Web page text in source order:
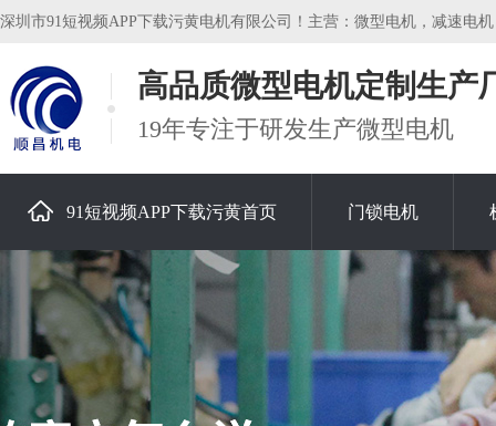
深圳市91短视频APP下载污黄电机有限公司！主营：微型电机，减速电机
高品质微型电机定制生产
19年专注于研发生产微型电机
91短视频APP下载污黄首页 门锁电机
关于91短视频APP下载污黄